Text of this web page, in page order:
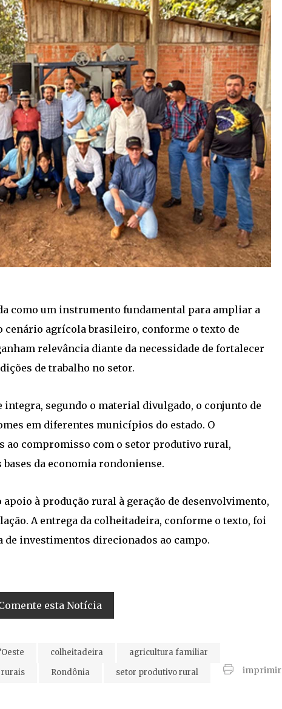
como um instrumento fundamental para ampliar a
cenário agrícola brasileiro, conforme o texto de
relevância diante da necessidade de fortalecer
de trabalho no setor.
integra, segundo o material divulgado, o conjunto de
em diferentes municípios do estado. O
ao compromisso com o setor produtivo rural,
da economia rondoniense.
à produção rural à geração de desenvolvimento,
A entrega da colheitadeira, conforme o texto, foi
de investimentos direcionados ao campo.
esta Notícia
colheitadeira
agricultura familiar
Rondônia setor produtivo rural imprimir